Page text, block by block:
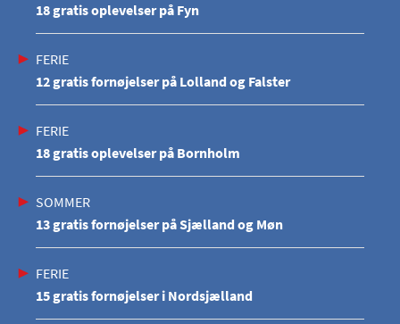
18 gratis oplevelser på Fyn
FERIE
12 gratis fornøjelser på Lolland og Falster
FERIE
18 gratis oplevelser på Bornholm
SOMMER
13 gratis fornøjelser på Sjælland og Møn
FERIE
15 gratis fornøjelser i Nordsjælland